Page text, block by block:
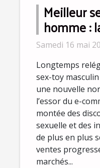
Meilleur
homme :
plaisir
2024
Samedi 16 mai
Longtemps
sex-toy
une nouvelle
l’essor du e-
montée des
sexuelle et des
de plus en plus
ventes
marchés...